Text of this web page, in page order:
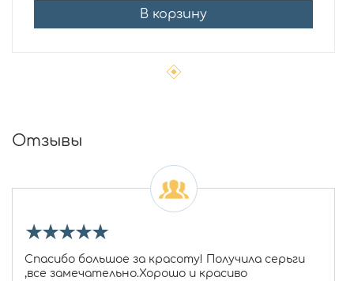
В корзину
Отзывы
★★★★★
Спасибо большое за красоту! Получила серьги
,все замечательно.Хорошо и красиво